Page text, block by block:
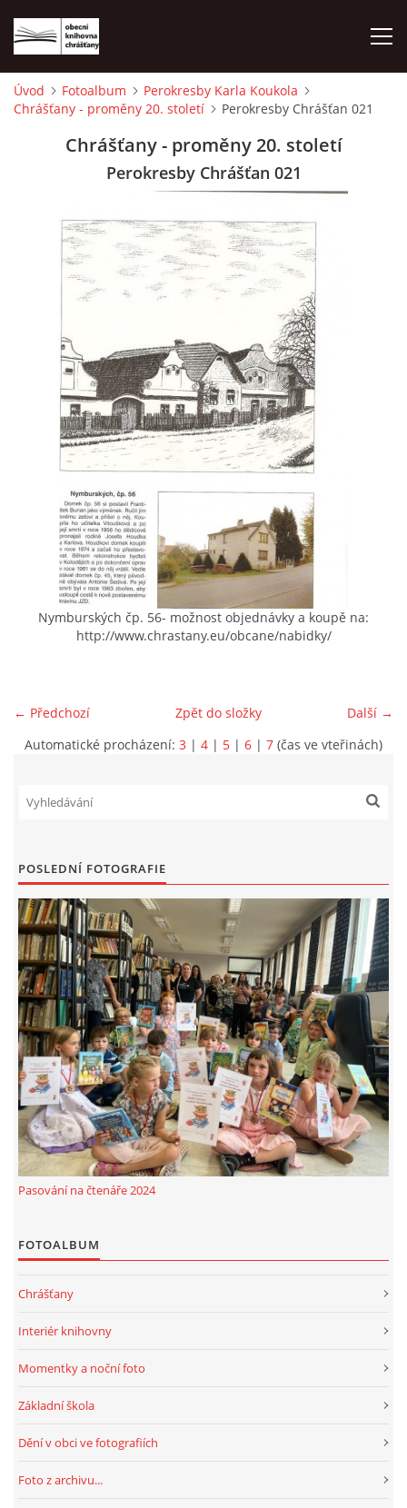
ÚVOD
LETNÍ KINO 2026
VÝPŮJČNÍ DOBA
KONTAKTY
WEBOVÁ KAMERA
VIDEA Z DRONU
STREET ART
"KNIHOBUDKY"
ČASOSBĚRY - CHRÁŠŤANY
E-KNIHY DO KAŽDÉ KNIHOVNY
FREE WIFI
VÝZNAČNÍ RODÁCI
FOTOALBUM
PODĚKOVÁNÍ
NAPSALI O NÁS....
SLUŽBY
Úvod Fotoalbum
Perokresby Karla Koukola
Chrášťany - proměny 20. století
Perokresby Chrášťan 021
Chrášťany - proměny 20. století
Perokresby Chrášťan 021
Nymburských čp. 56- možnost objednávky a koupě na:
http://www.chrastany.eu/obcane/nabidky/
← Předchozí Další →
Zpět do složky
Automatické procházení: 3 | 4 | 5 | 6 | 7 (čas ve vteřinách)
POSLEDNÍ FOTOGRAFIE
Pasování na čtenáře 2024
FOTOALBUM
Chrášťany
Interiér knihovny
Momentky a noční foto
Základní škola
Dění v obci ve fotografiích
Foto z archivu...